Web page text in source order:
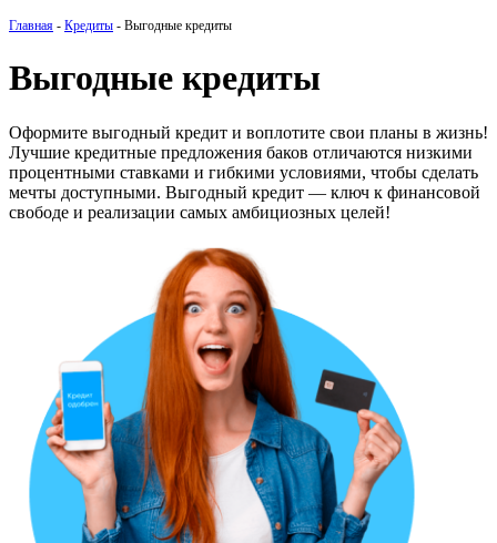
Главная - Кредиты - Выгодные кредиты
Выгодные кредиты
Оформите выгодный кредит и воплотите свои планы в жизнь!
Лучшие кредитные предложения баков отличаются низкими
процентными ставками и гибкими условиями, чтобы сделать
мечты доступными. Выгодный кредит — ключ к финансовой
свободе и реализации самых амбициозных целей!